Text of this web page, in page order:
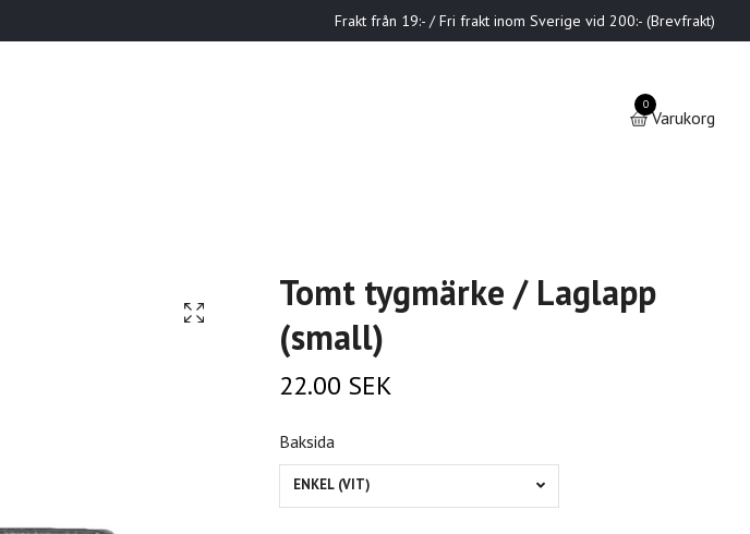
Frakt från 19:- / Fri frakt inom Sverige vid 200:- (Brevfrakt)
0
Varukorg
Tomt tygmärke / Laglapp
(small)
22.00 SEK
Baksida
ENKEL (VIT)